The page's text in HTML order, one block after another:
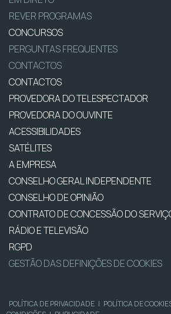
REVER PROGRAMAS
CONCURSOS
PERGUNTAS FREQUENTES
CONTACTOS
CONTACTOS
PROVEDORA DO TELESPECTADOR
PROVEDORA DO OUVINTE
ACESSIBILIDADES
SATÉLITES
A EMPRESA
CONSELHO GERAL INDEPENDENTE
CONSELHO DE OPINIÃO
CONTRATO DE CONCESSÃO DO
RÁDIO E TELEVISÃO
RGPD
GESTÃO DAS DEFINIÇÕES DE COOKIES
POLÍTICA DE PRIVACIDADE | POLÍTICA DE